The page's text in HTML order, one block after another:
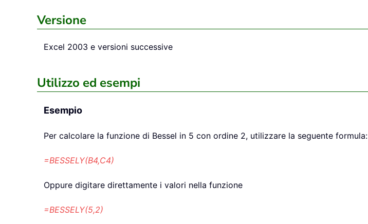
Versione
Excel 2003 e versioni successive
Utilizzo ed esempi
Esempio
Per calcolare la funzione di Bessel in 5 con ordine 2, utilizzare la seguente formula:
=BESSELY(B4,C4)
Oppure digitare direttamente i valori nella funzione
=BESSELY(5,2)